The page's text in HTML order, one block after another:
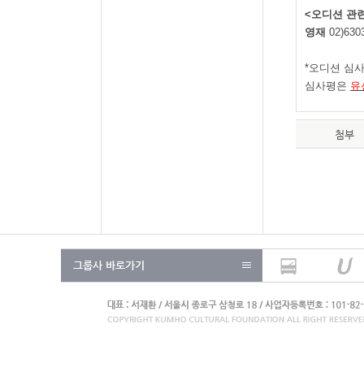
<오디션 관
영재
*오디션 심
심사평은 유
첨부
그룹사 바로가기